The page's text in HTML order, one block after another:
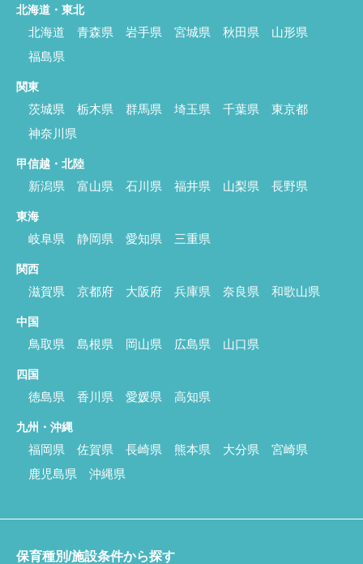
北海道・東北
北海道 青森県 岩手県 宮城県 秋田県
山形県
福島県
関東
茨城県 栃木県 群馬県 埼玉県 千葉県
東京都
神奈川県
甲信越・北陸
新潟県 富山県 石川県 福井県 山梨県 長野県
東海
岐阜県 静岡県 愛知県 三重県
関西
滋賀県 京都府 大阪府 兵庫県 奈良県 和歌山県
中国
鳥取県 島根県 岡山県 広島県 山口県
四国
徳島県 香川県 愛媛県 高知県
九州・沖縄
福岡県 佐賀県 長崎県 熊本県 大分県
宮崎県
鹿児島県
沖縄県
保育種別/施設条件から探す